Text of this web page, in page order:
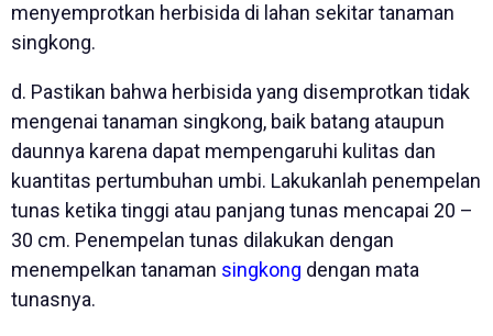
menyemprotkan herbisida di lahan sekitar tanaman
singkong.
d. Pastikan bahwa herbisida yang disemprotkan tidak
mengenai tanaman singkong, baik batang ataupun
daunnya karena dapat mempengaruhi kulitas dan
kuantitas pertumbuhan umbi. Lakukanlah penempelan
tunas ketika tinggi atau panjang tunas mencapai 20 –
30 cm. Penempelan tunas dilakukan dengan
menempelkan tanaman singkong dengan mata
tunasnya.